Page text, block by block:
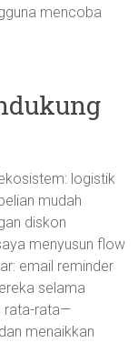
mencoba
logistik
mudah
diskon
menyusun flow
email reminder
selama
rata-rata—
menaikkan